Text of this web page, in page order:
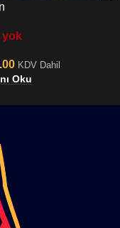
yok
KDV Dahil
Oku